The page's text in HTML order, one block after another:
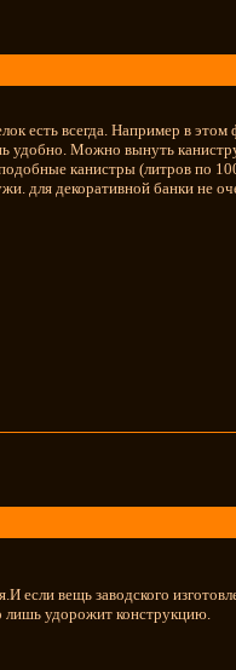
есть всегда. Например в этом
удобно. Можно вынуть
канистры (литров по
для декоративной банки не
если вещь заводского
лишь удорожит конструкцию.